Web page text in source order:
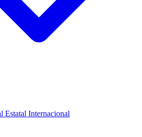
Estatal Internacional